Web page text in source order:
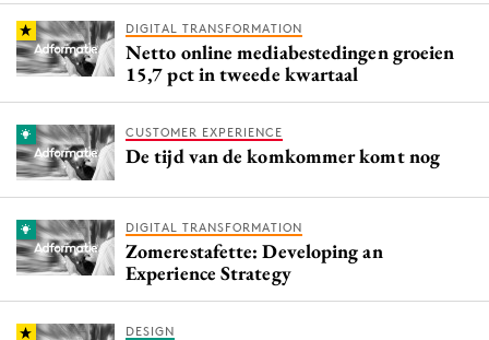
DIGITAL TRANSFORMATION
Netto online mediabestedingen groeien
15,7 pct in tweede kwartaal
CUSTOMER EXPERIENCE
De tijd van de komkommer komt nog
DIGITAL TRANSFORMATION
Zomerestafette: Developing an
Experience Strategy
DESIGN